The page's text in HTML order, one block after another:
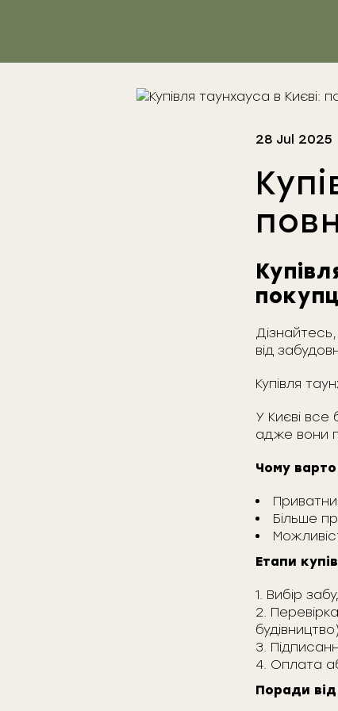
28 Jul 2025
від
Купівля
У Києві все
адже вони
Чому
Більше
Етапи
Вибір
будівництво)
Оплата
Поради від